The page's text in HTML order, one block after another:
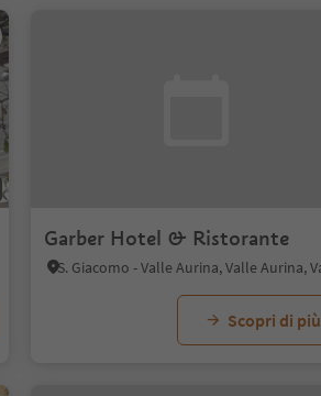
Garber Hotel & Ristorante
Scopri di più